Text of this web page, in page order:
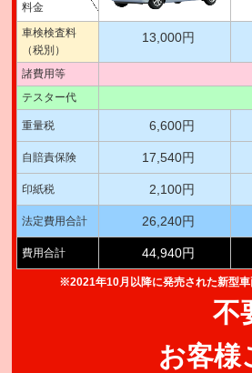
料金
車検検査料
（税別）
13,000円
諸費用等
テスター代
重量税 6,600円
自賠責保険 17,540円
印紙税 2,100円
法定費用合計 26,240円
費用合計 44,940円
※2021年10月以降に発売された新型車
不
お客様